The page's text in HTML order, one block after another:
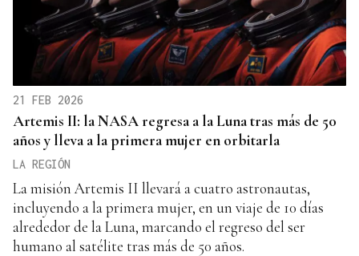
21 FEB 2026
Artemis II: la NASA regresa a la Luna tras más de 50
años y lleva a la primera mujer en orbitarla
LA REGIÓN
La misión Artemis II llevará a cuatro astronautas,
incluyendo a la primera mujer, en un viaje de 10 días
alrededor de la Luna, marcando el regreso del ser
humano al satélite tras más de 50 años.